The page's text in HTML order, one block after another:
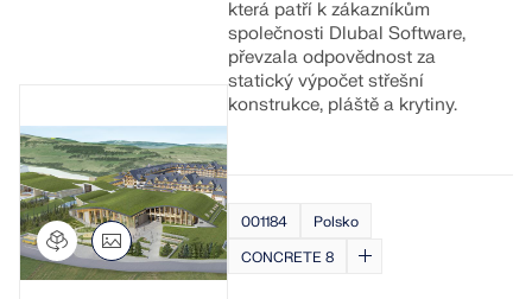
která patří k zákazníkům
společnosti Dlubal Software,
převzala odpovědnost za
statický výpočet střešní
konstrukce, pláště a krytiny.
001184
Polsko
CONCRETE 8